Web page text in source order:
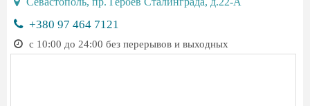
+380 97 464 7121
с 10:00 до 24:00 без перерывов и выходных